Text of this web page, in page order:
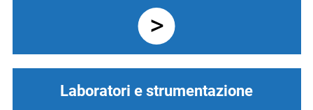
Laboratori e strumentazione